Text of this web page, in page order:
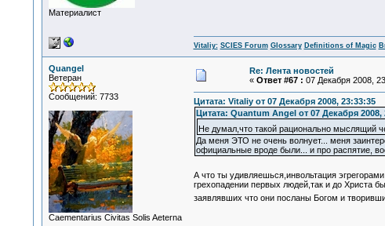
Материалист
Vitaliy: SCIES Forum Glossary Definitions of Magic
Quangel
Ветеран
Сообщений: 7733
Сaementarius Civitas Solis Aeterna
Re: Лента новостей
« Ответ #67 : 07 Декабря 2008,
Цитата: Vitaliy от 07 Декабря 2008, 23:33:35
Цитата: Quantum Angel от 07 Декабря 2008,
Не думал,что такой рационально мыслящий
Да меня ЭТО не очень волнует... меня
официальные вроде были... и про распятие,
А что ты удивляешься,инвольтация
грехопадении первых людей,так и до Христа
заявлявших что они посланы Богом и